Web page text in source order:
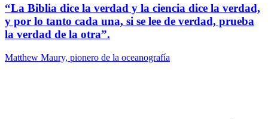
“La Biblia dice la verdad y la ciencia dice la verdad,
y por lo tanto cada una, si se lee de verdad, prueba
la verdad de la otra”.
Matthew Maury, pionero de la oceanografía